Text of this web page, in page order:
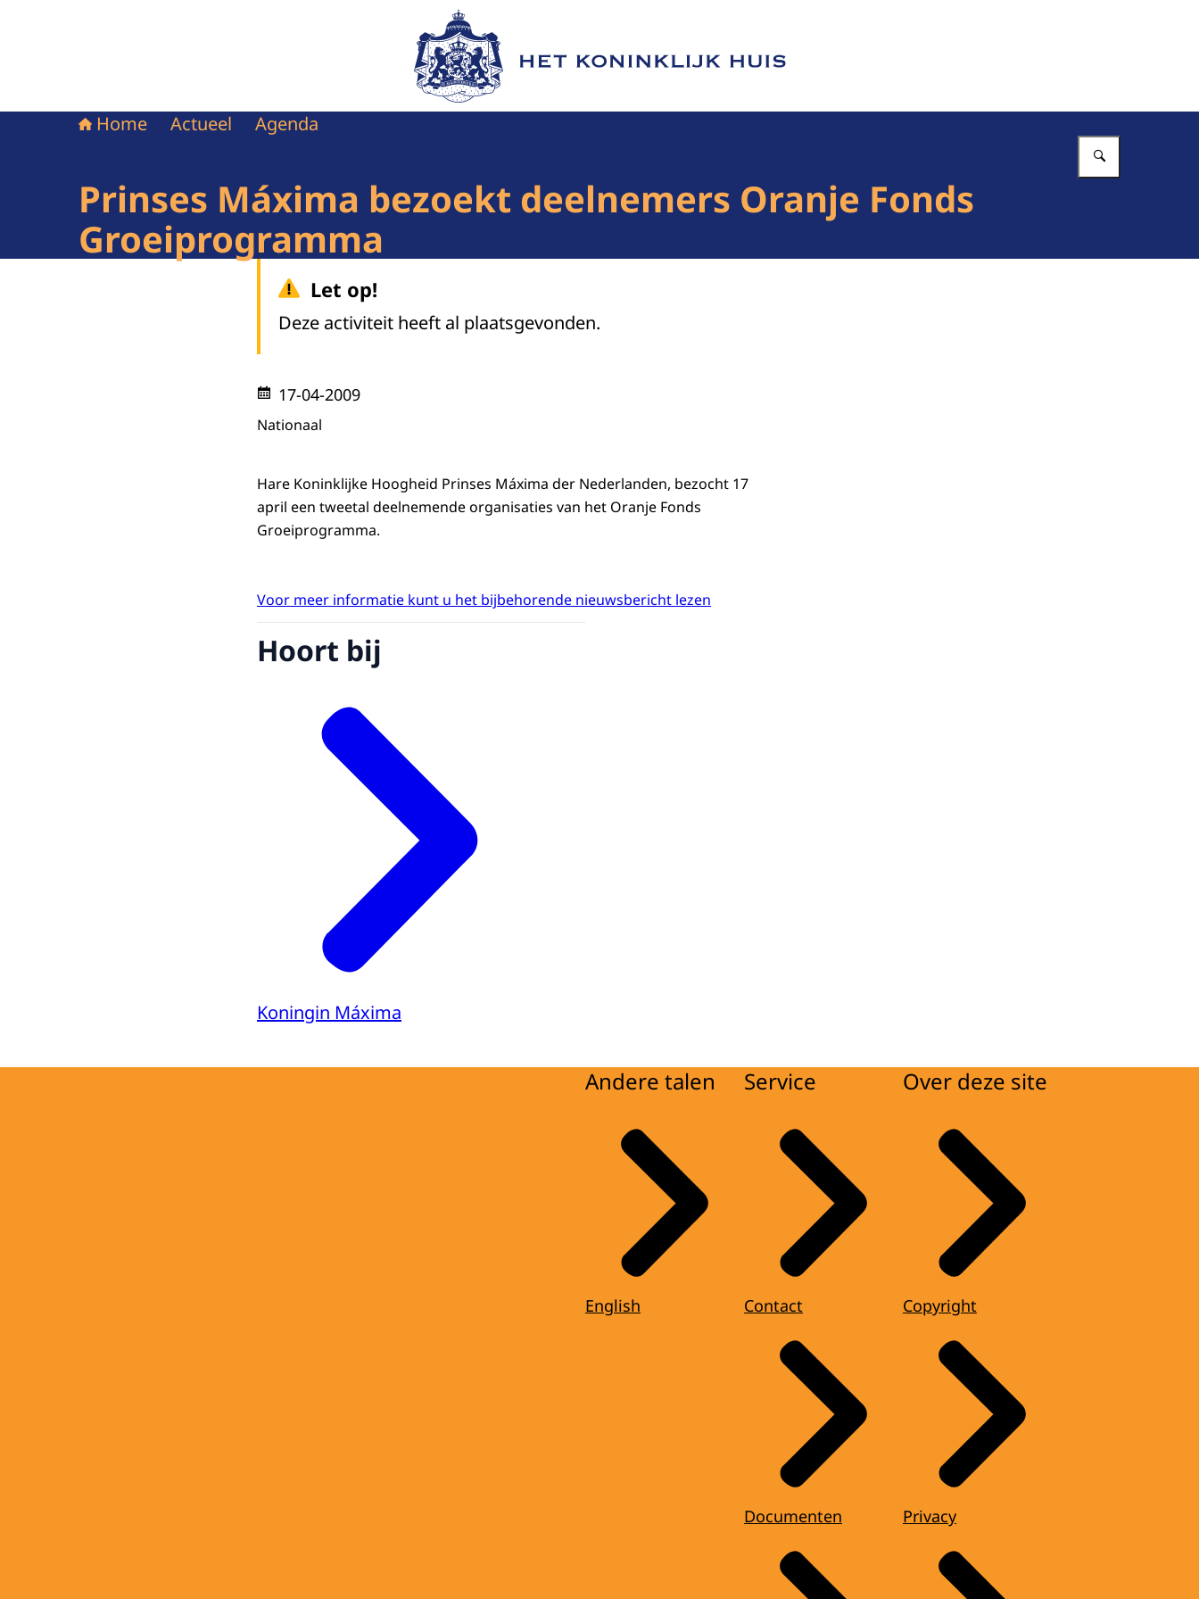
Naar de homepage van Het Koninklijk Huis
Home Actueel Agenda
Prinses Máxima bezoekt deelnemers Oranje Fonds
Groeiprogramma
Let op!
Deze activiteit heeft al plaatsgevonden.
17-04-2009
Nationaal
Hare Koninklijke Hoogheid Prinses Máxima der Nederlanden, bezocht 17
april een tweetal deelnemende organisaties van het Oranje Fonds
Groeiprogramma.
Voor meer informatie kunt u het bijbehorende nieuwsbericht lezen
Hoort bij
Koningin Máxima
Andere talen
English
Service
Contact
Documenten
Over deze site
Copyright
Privacy